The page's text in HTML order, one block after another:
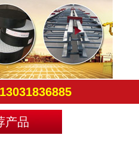
13031836885
产品
成品钢支座
减震球铰支座